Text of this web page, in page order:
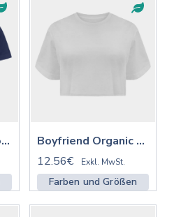
Ladies Organic Crop Top | LOCT
Boyfriend Organic Crop Top | BOCT
12.56€
Exkl. MwSt.
Farben und Größen